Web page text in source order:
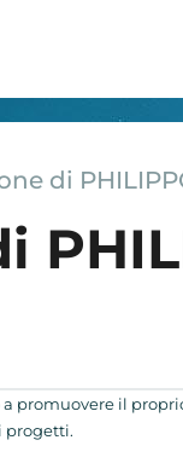
di
promuovere il
progetti.